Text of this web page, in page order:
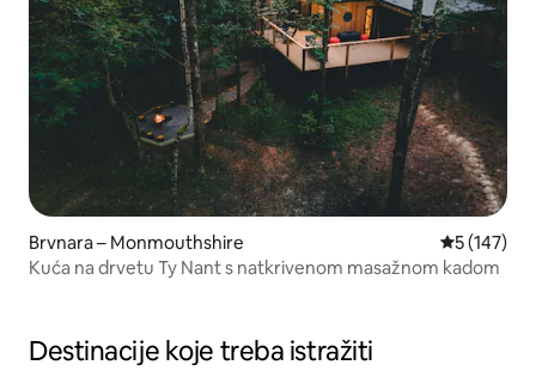
Brvnara – Monmouthshire Prosječna
5 (147)
Kuća na drvetu Ty Nant s natkrivenom masažnom kadom
Destinacije koje treba istražiti